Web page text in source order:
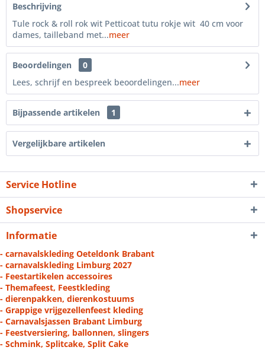
Beschrijving
Tule rock & roll rok wit Petticoat tutu rokje wit 40 cm voor
dames, tailleband met...meer
Beoordelingen
0
Lees, schrijf en bespreek beoordelingen...meer
Bijpassende artikelen 1
Vergelijkbare artikelen
Service Hotline
Shopservice
Informatie
- carnavalskleding Oeteldonk Brabant
- carnavalskleding Limburg 2027
- Feestartikelen accessoires
- Themafeest, Feestkleding
- dierenpakken, dierenkostuums
- Grappige vrijgezellenfeest kleding
- Carnavalsjassen Brabant Limburg
- Feestversiering, ballonnen, slingers
- Schmink, Splitcake, Split Cake